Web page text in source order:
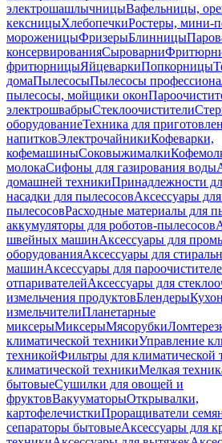
электрошашлычницыВафельницы,
кексницыХлебопечкиРостеры, мини-
мороженицыФризерыБлинницы
консервированияСыроварни
фритюрницыЯйцеваркиПопкорницы
домаПылесосыПылесосы
пылесосы, мойщики окон
электрошвабрыСтеклоочистители
оборудованиеТехника для
напитковЭлектрочайникиКофеварки,
кофемашиныСоковыжималки
молокаСифоны для газирования воды
домашней техникиПринадлежности
насадки для пылесосовАксессуары
пылесосовРасходные материалы для
аккумуляторы для роботов-пылесосов
швейных машинАксессуары для
оборудованияАксессуары для
машинАксессуары для
отпаривателейАксессуары для
измельчения продуктовБлендеры
измельчителиПланетарные
миксерыМиксерыМясорубки
климатической техникиУправление
техникойФильтры для климатической
климатической техникиМелкая
бытовыеСушилки для овощей и
фруктовВакууматорыОткрывалки,
картофелечисткиПроращиватели
сепараторы бытовыеАксессуары для